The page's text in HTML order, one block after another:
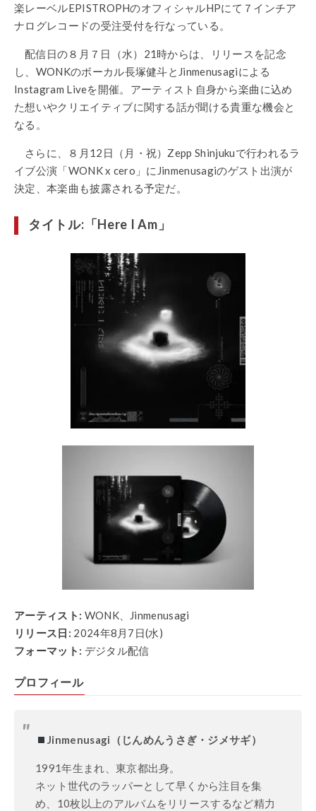
楽レーベルEPISTROPHのオフィシャルHPにて７インチア
ナログレコードの受注受付を行なっている。
配信日の８月７日（水）21時からは、リリースを記念
し、WONKのボーカル長塚健斗とJinmenusagiによる
Instagram Liveを開催。アーティスト自身から楽曲に込め
た想いやクリエイティブに関する話が聞ける貴重な機会と
なる。
さらに、８月 12 日（月・祝） Zepp Shinjukuで行われるラ
イブ公演「WONK x cero 」に Jinmenusagiのゲスト出演が
決定、本楽曲も披露される予定だ。
タイトル:「Here I Am」
アーティスト: WONK、Jinmenusagi
リリース日: 2024年8月7日(水)
フォーマット : デジタル配信
プロフィール
Jinmenusagi（じんめんうさぎ・ジメサギ）
1991年生まれ、東京都出身。
ネット世代のラッパーとして早くから注目を集
め、10枚以上のアルバムをリリースするなど精力